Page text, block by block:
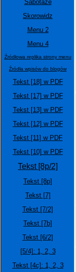
Sabotaże
Skorowidz
Menu 2
Menu 4
Źródłowa replika strony menu
Źródła wpisów do blogów
Tekst [18] w PDF
Tekst [17] w PDF
Tekst [13] w PDF
Tekst [12] w PDF
Tekst [11] w PDF
Tekst [10] w PDF
Tekst [8p/2]
Tekst [8p]
Tekst [7]
Tekst [7/2]
Tekst [7b]
Tekst [6/2]
[5/4]: 1, 2, 3
Tekst [4c]: 1, 2, 3